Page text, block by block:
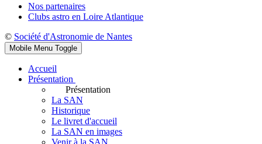
Nos partenaires
Clubs astro en Loire Atlantique
© Société d'Astronomie de Nantes
Mobile Menu Toggle
Accueil
Présentation
Présentation
La SAN
Historique
Le livret d'accueil
La SAN en images
Venir à la SAN